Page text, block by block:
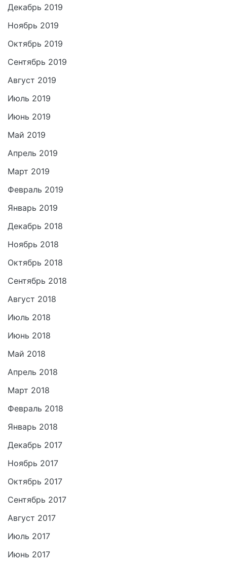
Декабрь 2019
Ноябрь 2019
Октябрь 2019
Сентябрь 2019
Август 2019
Июль 2019
Июнь 2019
Май 2019
Апрель 2019
Март 2019
Февраль 2019
Январь 2019
Декабрь 2018
Ноябрь 2018
Октябрь 2018
Сентябрь 2018
Август 2018
Июль 2018
Июнь 2018
Май 2018
Апрель 2018
Март 2018
Февраль 2018
Январь 2018
Декабрь 2017
Ноябрь 2017
Октябрь 2017
Сентябрь 2017
Август 2017
Июль 2017
Июнь 2017